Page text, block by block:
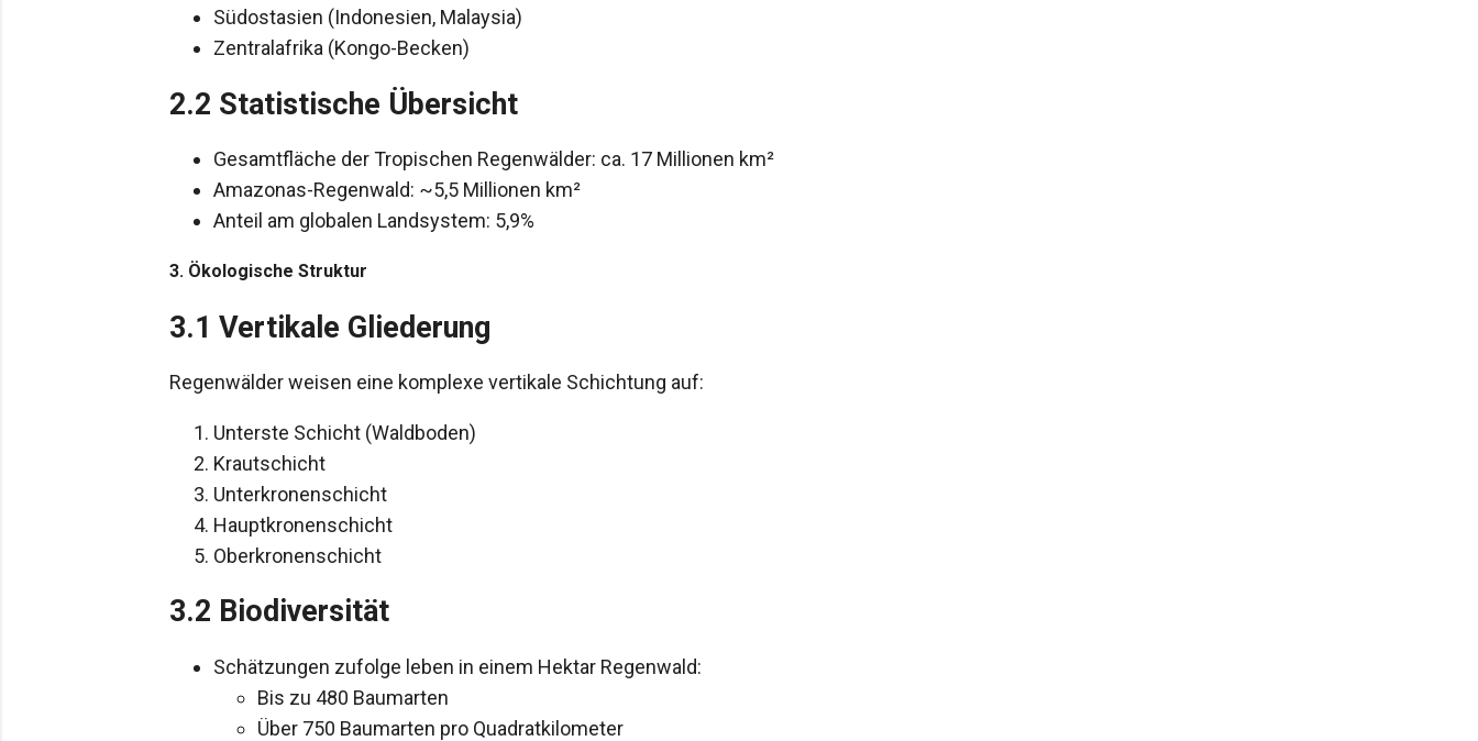
Südostasien (Indonesien, Malaysia)
Zentralafrika (Kongo-Becken)
2.2 Statistische Übersicht
Gesamtfläche der Tropischen Regenwälder: ca. 17 Millionen km²
Amazonas-Regenwald: ~5,5 Millionen km²
Anteil am globalen Landsystem: 5,9%
3. Ökologische Struktur
3.1 Vertikale Gliederung
Regenwälder weisen eine komplexe vertikale Schichtung auf:
Unterste Schicht (Waldboden)
Krautschicht
Unterkronenschicht
Hauptkronenschicht
Oberkronenschicht
3.2 Biodiversität
Schätzungen zufolge leben in einem Hektar Regenwald:
Bis zu 480 Baumarten
Über 750 Baumarten pro Quadratkilometer